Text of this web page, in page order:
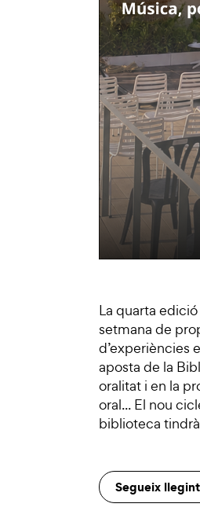
La quarta
setmana de
d’experiències
aposta de la
oralitat i en la
oral... El nou
biblioteca
Segueix llegint